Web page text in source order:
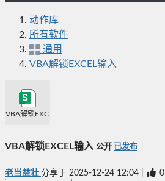
动作库
所有软件
通用
VBA解锁EXCEL输入
VBA解锁EXCEL输入
VBA解锁EXCEL输入 公开 已发布
老当益壮 分享于 2025-12-24 12:04 0